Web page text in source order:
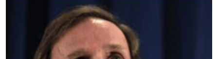
အစ္စရေး-ပါလက်စတိုင်း
အင်္ဂလိပ်စာလေ့လာမယ်
အမေရိကန်သုံးအီဒီယံ
မကြေးမုံရဲ့ အင်္ဂလိပ်စာ
အပတ်စဉ်ကဏ္ဍများ
ရေဒီယိုနှင့်ရုပ်သံ အချက်အလက်များ